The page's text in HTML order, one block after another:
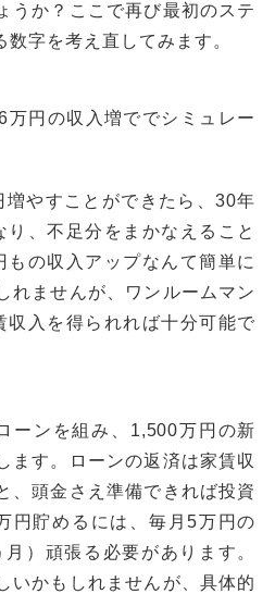
うか？ここで再び最初のステ
字を考え直してみます。
やすことができたら、30年
、不足分をまかなえること
の収入アップなんて簡単に
れませんが、ワンルームマン
収入を得られれば十分可能で
ーンを組み、1,500万円の新
ます。ローンの返済は家賃収
、頭金さえ準備できれば投資
円貯めるには、毎月5万円の
）頑張る必要があります。
いかもしれませんが、具体的